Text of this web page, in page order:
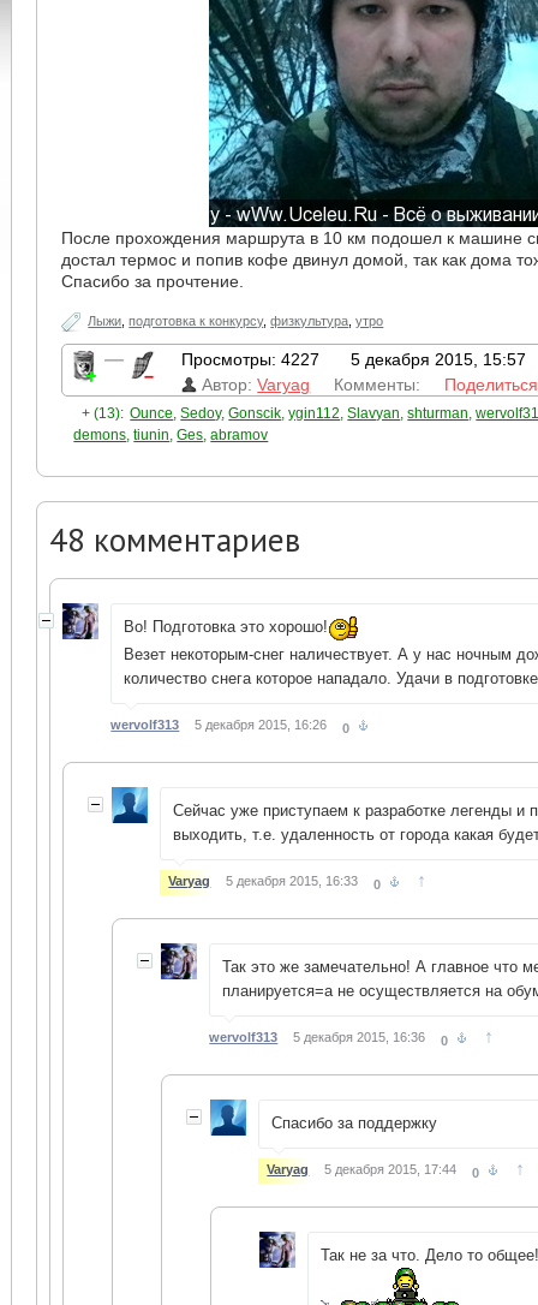
После прохождения маршрута в 10 км подошел к машине
достал термос и попив кофе двинул домой, так как дома
Спасибо за прочтение.
Лыжи ,подготовка к конкурсу,физкультура ,утро
— Просмотры: 4227
5 декабря 2015, 15:57
Автор:Varyag Комменты: Поделиться
+ (13): Ounce,Sedoy,Gonscik,ygin112,Slavyan,shturman,
demons,tiunin,Ges,abramov
48 комментариев
Во! Подготовка это хорошо!
Везет некоторым-снег наличествует. А у нас ночным
количество снега которое нападало. Удачи в
wervolf313 5 декабря 2015, 16:26 0
Сейчас уже приступаем к разработке легенды и
выходить, т.е. удаленность от города какая
Varyag 5 декабря 2015, 16:33 0 ↑
Так это же замечательно! А главное что
планируется=а не осуществляется на
wervolf313 5 декабря 2015, 16:36 0 ↑
Спасибо за поддержку
Varyag 5 декабря 2015, 17:44 0 ↑
Так не за что. Дело то